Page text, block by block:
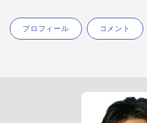
プロフィール コメント